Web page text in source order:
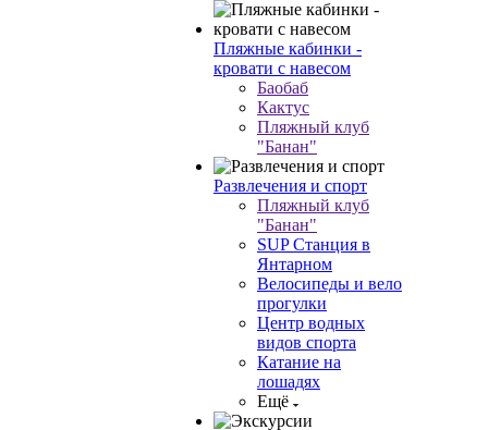
Пляжные кабинки -
кровати с навесом
Баобаб
Кактус
Пляжный клуб
"Банан"
Развлечения и спорт
Пляжный клуб
"Банан"
SUP Станция в
Янтарном
Велосипеды и вело
прогулки
Центр водных
видов спорта
Катание на
лошадях
Ещё